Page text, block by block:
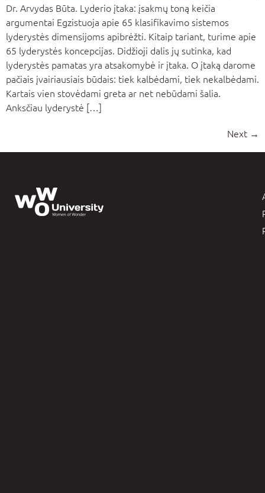
Dr. Arvydas Būta. Lyderio įtaka: įsakmų toną keičia
argumentai Egzistuoja apie 65 klasifikavimo sistemos
lyderystės dimensijoms apibrėžti. Kitaip tariant, turime apie
65 lyderystės koncepcijas. Didžioji dalis jų sutinka, kad
lyderystės pamatas yra atsakomybė ir įtaka. O įtaką darome
pačiais įvairiausiais būdais: tiek kalbėdami, tiek nekalbėdami.
Kartais vien stovėdami greta ar net nebūdami šalia.
Anksčiau lyderystė […]
Next →